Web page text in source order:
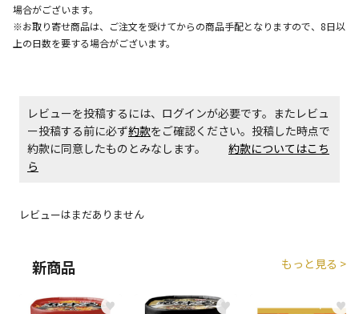
設置工事代金も含まれた商品です
お見積商品です。金額・施工日はお打ち合わせの上、
商品購入個数ごとに送料がかかる商品です
場合がございます。
※お取り寄せ商品は、ご注文を受けてからの商品手配となりますので、8日以
上の日数を要する場合がございます。
レビューを投稿するには、ログインが必要です。またレビュ
ー投稿する前に必ず約款をご確認ください。投稿した時点で
約款に同意したものとみなします。 約款についてはこち
ら
レビューはまだありません
新商品 もっと見る >
♥ ♥ ♥